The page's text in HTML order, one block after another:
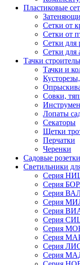
Пластиковые
Сетки от
Сетки от
Сетки для
Сетки для
Тачки
Тачки и
Совки,
Лопаты
Секаторы
Щетки
Перчатки
Черенки
Садовые розетки
Светильники
Серия
Серия
Серия
Серия
Серия
Серия
Серия
Серия
Серия
Серия